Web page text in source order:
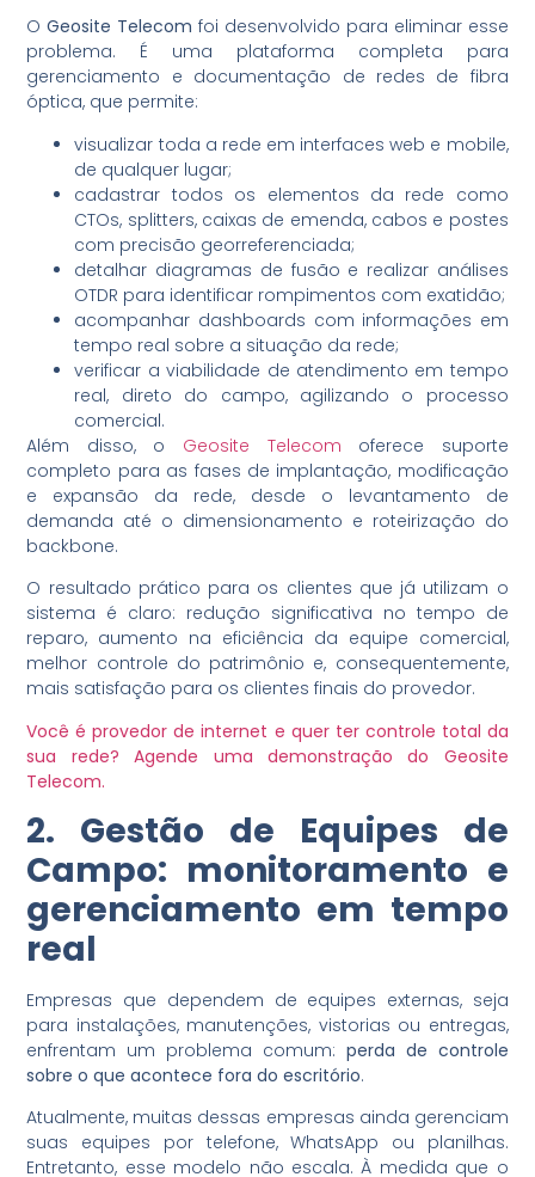
OGeosite Telecom foi desenvolvido para eliminar esse
problema. É uma plataforma completa para
gerenciamento e documentação de redes de fibra
óptica, que permite:
visualizar toda a rede em interfaces web e mobile,
de qualquer lugar;
cadastrar todos os elementos da rede como
CTOs, splitters, caixas de emenda, cabos e postes
com precisão georreferenciada;
detalhar diagramas de fusão e realizar análises
OTDR para identificar rompimentos com exatidão;
acompanhar dashboards com informações em
tempo real sobre a situação da rede;
verificar a viabilidade de atendimento em tempo
real, direto do campo, agilizando o processo
comercial.
Além disso, o Geosite Telecom oferece suporte
completo para as fases de implantação, modificação
e expansão da rede, desde o levantamento de
demanda até o dimensionamento e roteirização do
backbone.
O resultado prático para os clientes que já utilizam o
sistema é claro: redução significativa no tempo de
reparo, aumento na eficiência da equipe comercial,
melhor controle do patrimônio e, consequentemente,
mais satisfação para os clientes finais do provedor.
Você é provedor de internet e quer ter controle total da
sua rede?
Agende uma demonstração do Geosite
Telecom.
2. Gestão de Equipes de
Campo: monitoramento e
gerenciamento em tempo
real
Empresas que dependem de equipes externas, seja
para instalações, manutenções, vistorias ou entregas,
enfrentam um problema comum: perda de controle
sobre o que acontece fora do escritório.
Atualmente, muitas dessas empresas ainda gerenciam
suas equipes por telefone, WhatsApp ou planilhas.
Entretanto, esse modelo não escala. À medida que o